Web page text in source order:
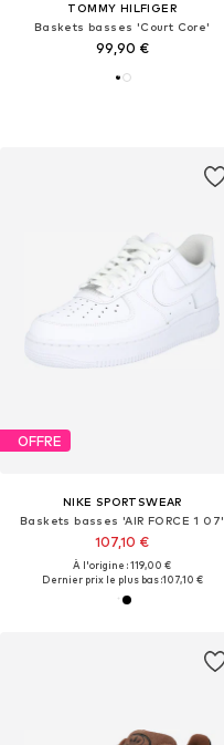
TOMMY HILFIGER
Baskets basses 'Court Core'
99,90 €
OFFRE
NIKE SPORTSWEAR
Baskets basses 'AIR FORCE 1 07'
107,10 €
À l'origine : 119,00 €
Dernier prix le plus bas :107,10 €